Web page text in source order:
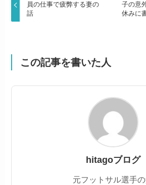
員の仕事で疲弊する妻の
話
子の意
休みに
この記事を書いた人
hitagoブログ
元フットサル選手